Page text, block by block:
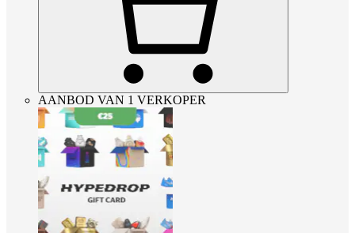
AANBOD VAN 1 VERKOPER